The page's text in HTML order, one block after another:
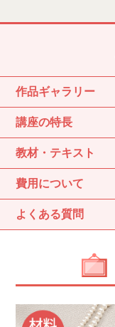
作品ギャラリー
講座の特長
教材・テキスト
費用について
よくある質問